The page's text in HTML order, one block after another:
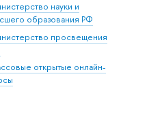
науки и
образования РФ
просвещения
открытые онлайн-